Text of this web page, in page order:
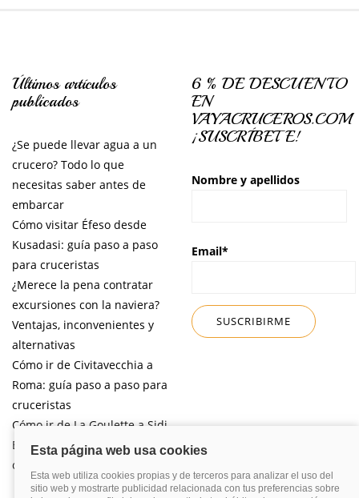
Últimos artículos
publicados
¿Se puede llevar agua a un
crucero? Todo lo que
necesitas saber antes de
embarcar
Cómo visitar Éfeso desde
Kusadasi: guía paso a paso
para cruceristas
¿Merece la pena contratar
excursiones con la naviera?
Ventajas, inconvenientes y
alternativas
Cómo ir de Civitavecchia a
Roma: guía paso a paso para
cruceristas
Cómo ir de La Goulette a Sidi
Bou Said por libre desde tu
crucero
6 % DE DESCUENTO
EN
VAYACRUCEROS.COM
¡SUSCRÍBETE!
Nombre y apellidos
Email*